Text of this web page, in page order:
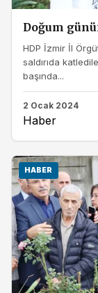
Doğum
HDP İzmir İl
saldırıda
başında...
2 Ocak 2024
Haber
HABER